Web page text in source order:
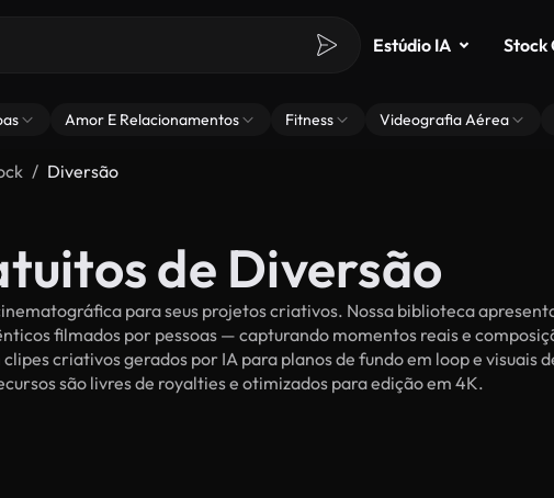
Estúdio IA Stock
Amor E Relacionamentos Fitness Videografia Aérea
Diversão
de Diversão
para seus projetos criativos. Nossa biblioteca
filmados por pessoas — capturando momentos reais e
criativos gerados por IA para planos de fundo em loop e visuais
são livres de royalties e otimizados para edição em 4K.